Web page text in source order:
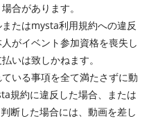
合があります。
たはmysta利用規約への違反
がイベント参加資格を喪失し
いは致しかねます。
いる事項を全て満たさずに動
規約に違反した場合、または
断した場合には、動画を差し